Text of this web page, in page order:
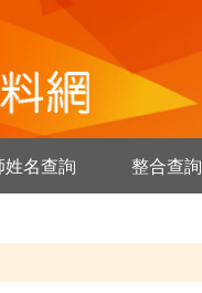
姓名查詢 整合查詢